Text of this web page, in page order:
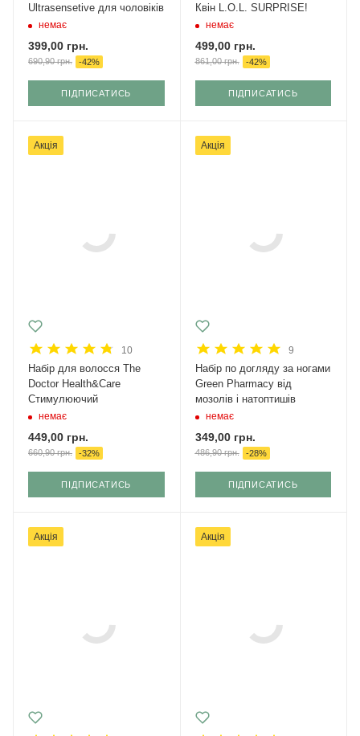
Ultrasensetive для чоловіків
немає
399,00 грн.
690,90грн. -42%
ПІДПИСАТИСЬ
Квін L.O.L. SURPRISE!
немає
499,00грн.
861,00грн. -42%
ПІДПИСАТИСЬ
Акція
10
Набір для волосся The
Doctor Health&Care
Стимулюючий
немає
449,00 грн.
660,90грн. -32%
ПІДПИСАТИСЬ
Акція
9
Набір по догляду за ногами
Green Pharmacy від
мозолів і натоптишів
немає
349,00грн.
486,90грн. -28%
ПІДПИСАТИСЬ
Акція Акція